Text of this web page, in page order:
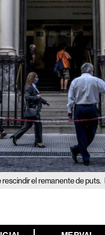
el remanente de puts.